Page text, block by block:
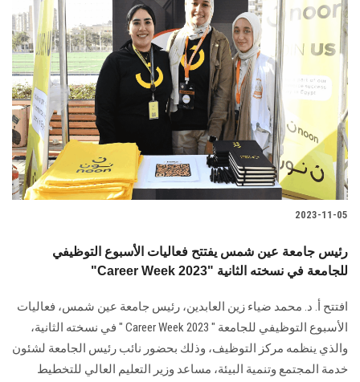
هيئة التدريس
الدراسات العليا
الخريجين
الموظفون
سجل الان
2023-11-05
رئيس جامعة عين شمس يفتتح فعاليات الأسبوع التوظيفي
"Career Week 2023" للجامعة في نسخته الثانية
افتتح أ. د. محمد ضياء زين العابدين، رئيس جامعة عين شمس، فعاليات
الأسبوع التوظيفي للجامعة " Career Week 2023 " في نسخته الثانية،
والذي ينظمه مركز التوظيف، وذلك بحضور نائب رئيس الجامعة لشئون
خدمة المجتمع وتنمية البيئة، مساعد وزير التعليم العالي للتخطيط